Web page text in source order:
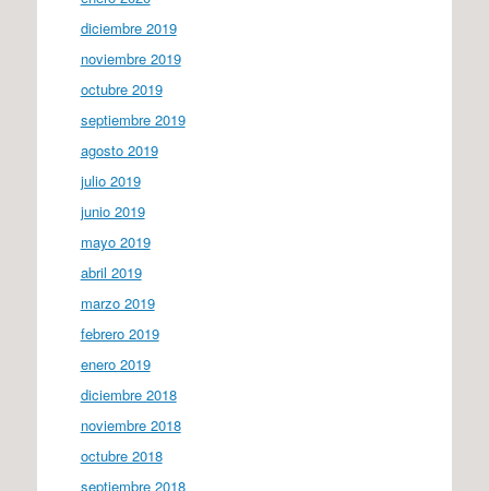
diciembre 2019
noviembre 2019
octubre 2019
septiembre 2019
agosto 2019
julio 2019
junio 2019
mayo 2019
abril 2019
marzo 2019
febrero 2019
enero 2019
diciembre 2018
noviembre 2018
octubre 2018
septiembre 2018